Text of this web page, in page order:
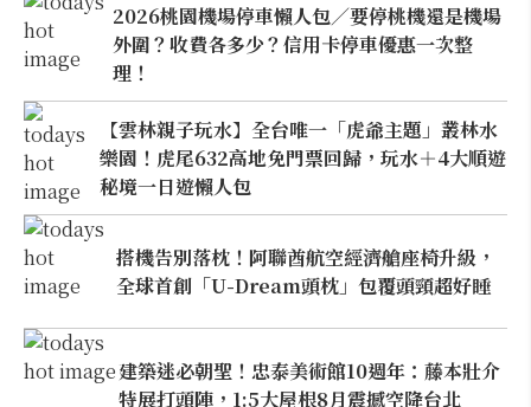
2026桃園機場停車懶人包／要停桃機還是機場
外圍？收費各多少？信用卡停車優惠一次整
理！
【雲林親子玩水】全台唯一「虎爺主題」叢林水
樂園！虎尾632高地免門票回歸，玩水＋4大順遊
秘境一日遊懶人包
搭機告別落枕！阿聯酋航空經濟艙座椅升級，
全球首創「U-Dream頭枕」包覆頭頸超好睡
建築迷必朝聖！忠泰美術館10週年：藤本壯介
特展打頭陣，1:5大屋根8月震撼空降台北